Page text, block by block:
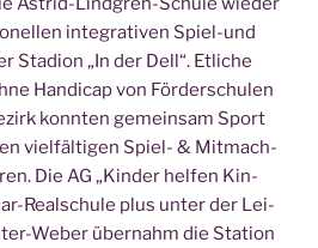
inte­gra­ti­ven Spiel-und
Sta­di­on „In der Dell“. Etli­che
Han­di­cap von För­der­schu­len
konn­ten gemein­sam Sport
viel­fäl­ti­gen Spiel- & Mit­ma­ch­
Die AG „Kin­der hel­fen Kin­
Real­schu­le plus unter der Lei­
Weber über­nahm die Sta­ti­on